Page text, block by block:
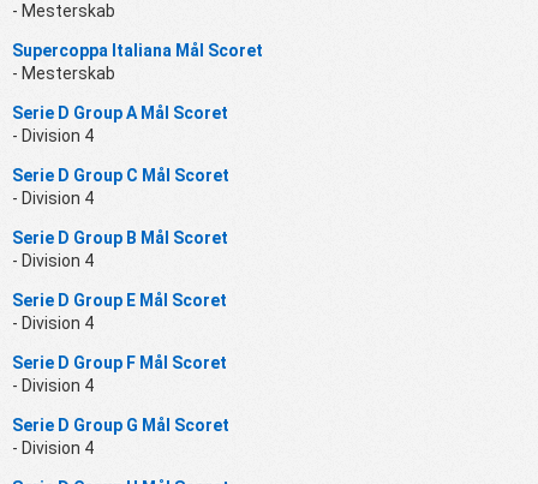
- Mesterskab
Supercoppa Italiana Mål Scoret
- Mesterskab
Serie D Group A Mål Scoret
- Division 4
Serie D Group C Mål Scoret
- Division 4
Serie D Group B Mål Scoret
- Division 4
Serie D Group E Mål Scoret
- Division 4
Serie D Group F Mål Scoret
- Division 4
Serie D Group G Mål Scoret
- Division 4